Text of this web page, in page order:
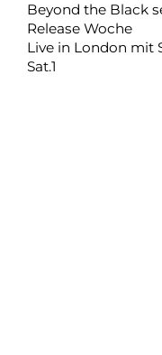
Beyond the Black
Release Woche
Live in London mit
Sat.1